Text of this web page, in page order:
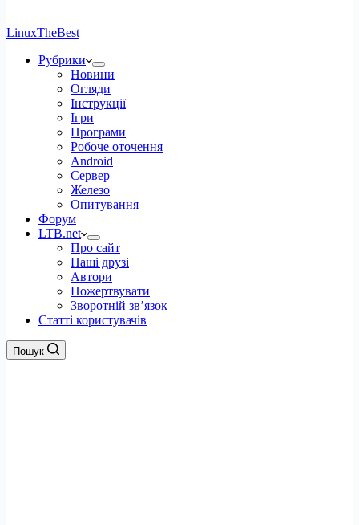
LinuxTheBest
Рубрики
Новини
Огляди
Інструкції
Ігри
Програми
Робоче оточення
Android
Сервер
Железо
Опитування
Форум
LTB.net
Про сайт
Наші друзі
Автори
Пожертвувати
Зворотній зв’язок
Статті користувачів
Пошук